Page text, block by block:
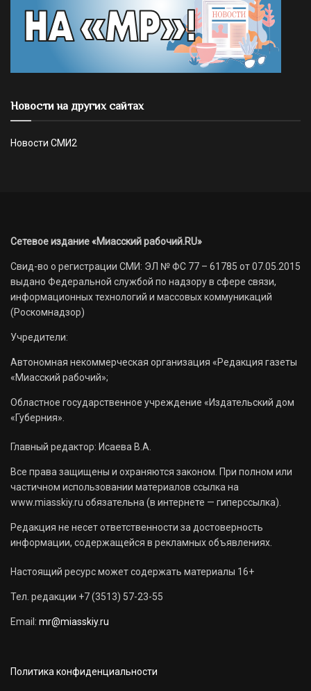
Новости на других сайтах
Новости СМИ2
Сетевое издание «Миасский рабочий.RU»
Свид-во о регистрации СМИ: ЭЛ № ФС 77 – 61785 от 07.05.2015
выдано Федеральной службой по надзору в сфере связи,
информационных технологий и массовых коммуникаций
(Роскомнадзор)
Учредители:
Автономная некоммерческая организация «Редакция газеты
«Миасский рабочий»;
Областное государственное учреждение «Издательский дом
«Губерния».
Главный редактор: Исаева В.А.
Все права защищены и охраняются законом. При полном или
частичном использовании материалов ссылка на
www.miasskiy.ru обязательна (в интернете — гиперссылка).
Редакция не несет ответственности за достоверность
информации, содержащейся в рекламных объявлениях.
Настоящий ресурс может содержать материалы 16+
Тел. редакции +7 (3513) 57-23-55
Email: mr@miasskiy.ru
Политика конфиденциальности